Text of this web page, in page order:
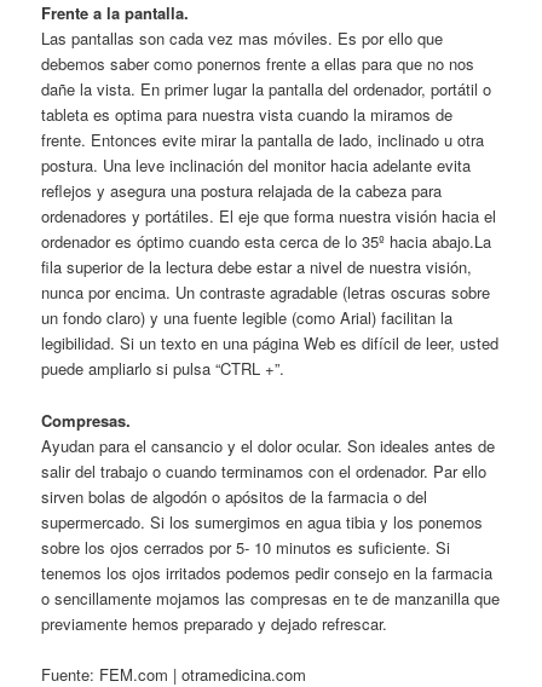
Frente a la pantalla.
Las pantallas son cada vez mas móviles. Es por ello que
debemos saber como ponernos frente a ellas para que no nos
dañe la vista. En primer lugar la pantalla del ordenador, portátil o
tableta es optima para nuestra vista cuando la miramos de
frente. Entonces evite mirar la pantalla de lado, inclinado u otra
postura. Una leve inclinación del monitor hacia adelante evita
reflejos y asegura una postura relajada de la cabeza para
ordenadores y portátiles. El eje que forma nuestra visión hacia el
ordenador es óptimo cuando esta cerca de lo 35º hacia abajo.La
fila superior de la lectura debe estar a nivel de nuestra visión,
nunca por encima. Un contraste agradable (letras oscuras sobre
un fondo claro) y una fuente legible (como Arial) facilitan la
legibilidad. Si un texto en una página Web es difícil de leer, usted
puede ampliarlo si pulsa “CTRL +”.
Compresas.
Ayudan para el cansancio y el dolor ocular. Son ideales antes de
salir del trabajo o cuando terminamos con el ordenador. Par ello
sirven bolas de algodón o apósitos de la farmacia o del
supermercado. Si los sumergimos en agua tibia y los ponemos
sobre los ojos cerrados por 5- 10 minutos es suficiente. Si
tenemos los ojos irritados podemos pedir consejo en la farmacia
o sencillamente mojamos las compresas en te de manzanilla que
previamente hemos preparado y dejado refrescar.
Fuente: FEM.com | otramedicina.com